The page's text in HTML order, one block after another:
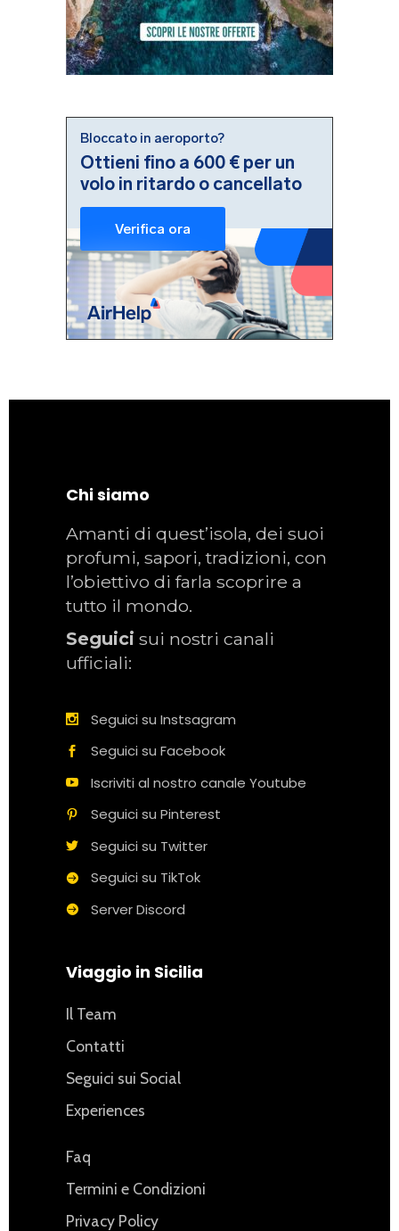
Chi siamo
Amanti di quest’isola, dei suoi
profumi, sapori, tradizioni, con
l’obiettivo di farla scoprire a
tutto il mondo.
Seguici sui nostri canali
ufficiali:
Seguici su Instsagram
Seguici su Facebook
Iscriviti al nostro canale Youtube
Seguici su Pinterest
Seguici su Twitter
Seguici su TikTok
Server Discord
Viaggio in Sicilia
Il Team
Contatti
Seguici sui Social
Experiences
Faq
Termini e Condizioni
Privacy Policy